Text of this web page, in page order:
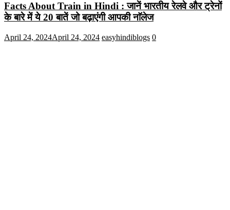
Facts About Train in Hindi : जानें भारतीय रेलवे और ट्रेनों
के बारे में ये 20 बातें जो बढ़ाएंगी आपकी नाॅलेज
April 24, 2024April 24, 2024 easyhindiblogs 0